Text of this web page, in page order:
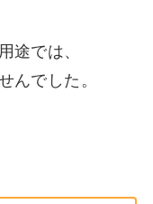
途では、
んでした。